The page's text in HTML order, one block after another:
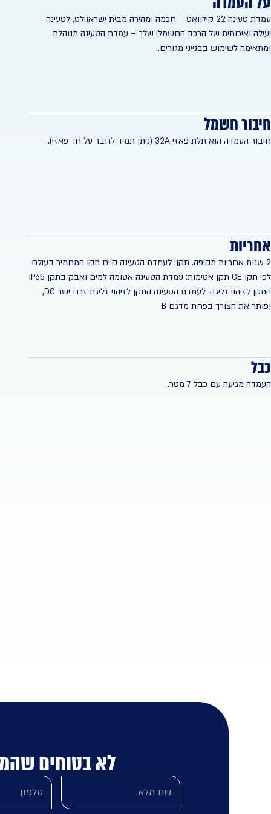
עמדת טעינה 22 קילוואט – חכמה ומהירה מבית ישראוולט, לטעינה
יעילה ואיכותית של הרכב החשמלי שלך – עמדת הטעינה מנוהלת
ומתאימה לשימוש בבנייני מגורים..
חיבור חשמל
חיבור העמדה הוא תלת פאזי 32A (ניתן תמיד לחבר על חד פאזי).
אחריות
2 שנות אחריות מקיפה. תקן: לעמדת הטעינה קיים תקן המחמיר בעולם
לפי תקן CE תקן אטימות: עמדת הטעינה אטומה למים ואבק בתקן IP65
התקן לזיהוי זליגה: לעמדת הטעינה התקן לזיהוי זליגת זרם ישר DC,
ופותר את הצורך בפחת מדגם B
כבל
העמדה מגיעה עם כבל 7 מטר.
לא בטוחים